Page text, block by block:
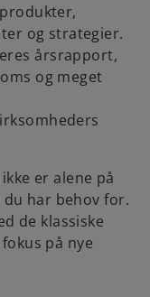
og strategier.
årsrapport,
og meget
er alene på
har behov for.
de klassiske
på nye